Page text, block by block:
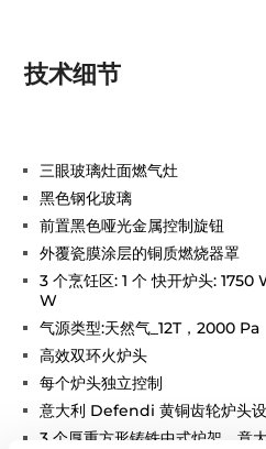
技术细节
三眼玻璃灶面燃气灶
黑色钢化玻璃
前置黑色哑光金属控制旋钮
外覆瓷膜涂层的铜质燃烧器罩
3 个烹饪区: 1 个 快开炉头:
W
气源类型:天然气_12T，2000 Pa
高效双环火炉头
每个炉头独立控制
意大利 Defendi 黄铜齿轮炉头
3 个厚重方形铸铁中式炉架，意